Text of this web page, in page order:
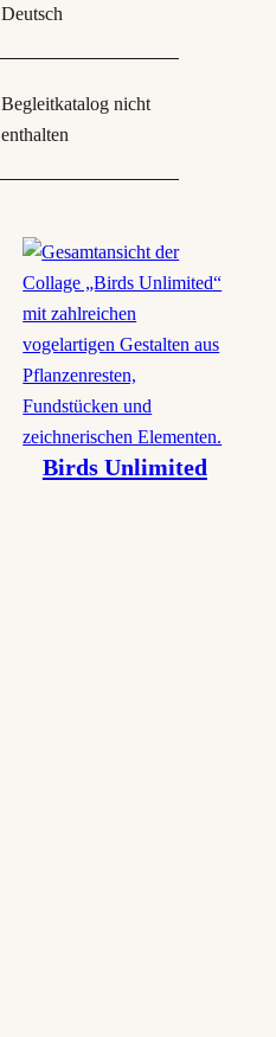
Deutsch
Begleitkatalog nicht
enthalten
Birds Unlimited